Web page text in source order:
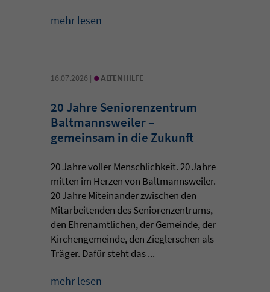
mehr lesen
16.07.2026 | • ALTENHILFE
20 Jahre Seniorenzentrum
Baltmannsweiler –
gemeinsam in die Zukunft
20 Jahre voller Menschlichkeit. 20 Jahre
mitten im Herzen von Baltmannsweiler.
20 Jahre Miteinander zwischen den
Mitarbeitenden des Seniorenzentrums,
den Ehrenamtlichen, der Gemeinde, der
Kirchengemeinde, den Zieglerschen als
Träger. Dafür steht das ...
mehr lesen